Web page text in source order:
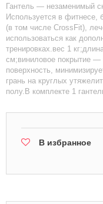
Гантель — незаменимый
Используется в фитнесе,
(в том числе CrossFit),
использоваться как
тренировках.вес 1
см;виниловое покрытие —
поверхность,
грань на круглых
полу.В комплекте 1
В избранное